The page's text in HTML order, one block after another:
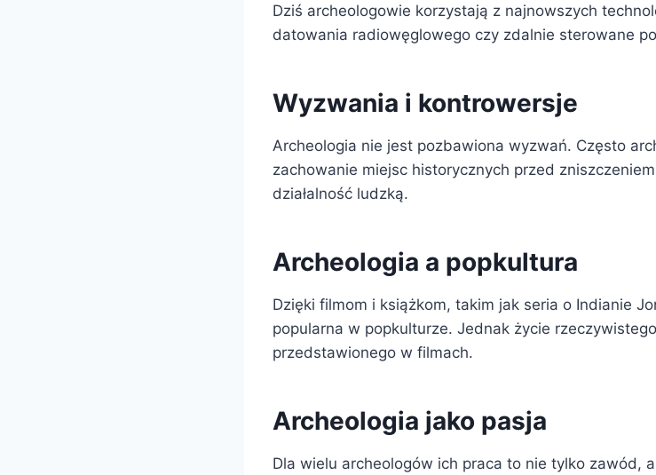
Dziś archeologowie korzystają z najnowszych
datowania radiowęglowego czy zdalnie sterowane
Wyzwania i kontrowersje
Archeologia nie jest pozbawiona wyzwań. Często
zachowanie miejsc historycznych przed
działalność ludzką.
Archeologia a popkultura
Dzięki filmom i książkom, takim jak seria o Indianie
popularna w popkulturze. Jednak życie
przedstawionego w filmach.
Archeologia jako pasja
Dla wielu archeologów ich praca to nie tylko zawód,